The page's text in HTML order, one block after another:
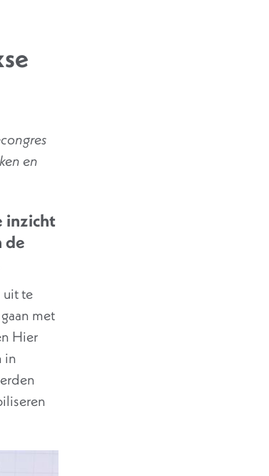
en
inzicht
de
uit te
met
Hier
in